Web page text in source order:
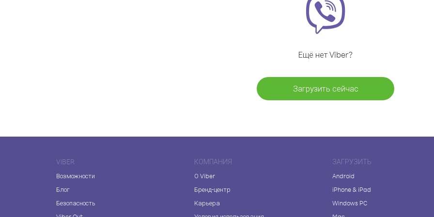
Ещё нет Viber?
Загрузить сейчас
VIBER
Возможности
Блог
Безопасность
КОМПАНИЯ
О Viber
Бренд-центр
Карьера
ЗАГРУЗИТЬ
Android
iPhone & iPad
Windows PC